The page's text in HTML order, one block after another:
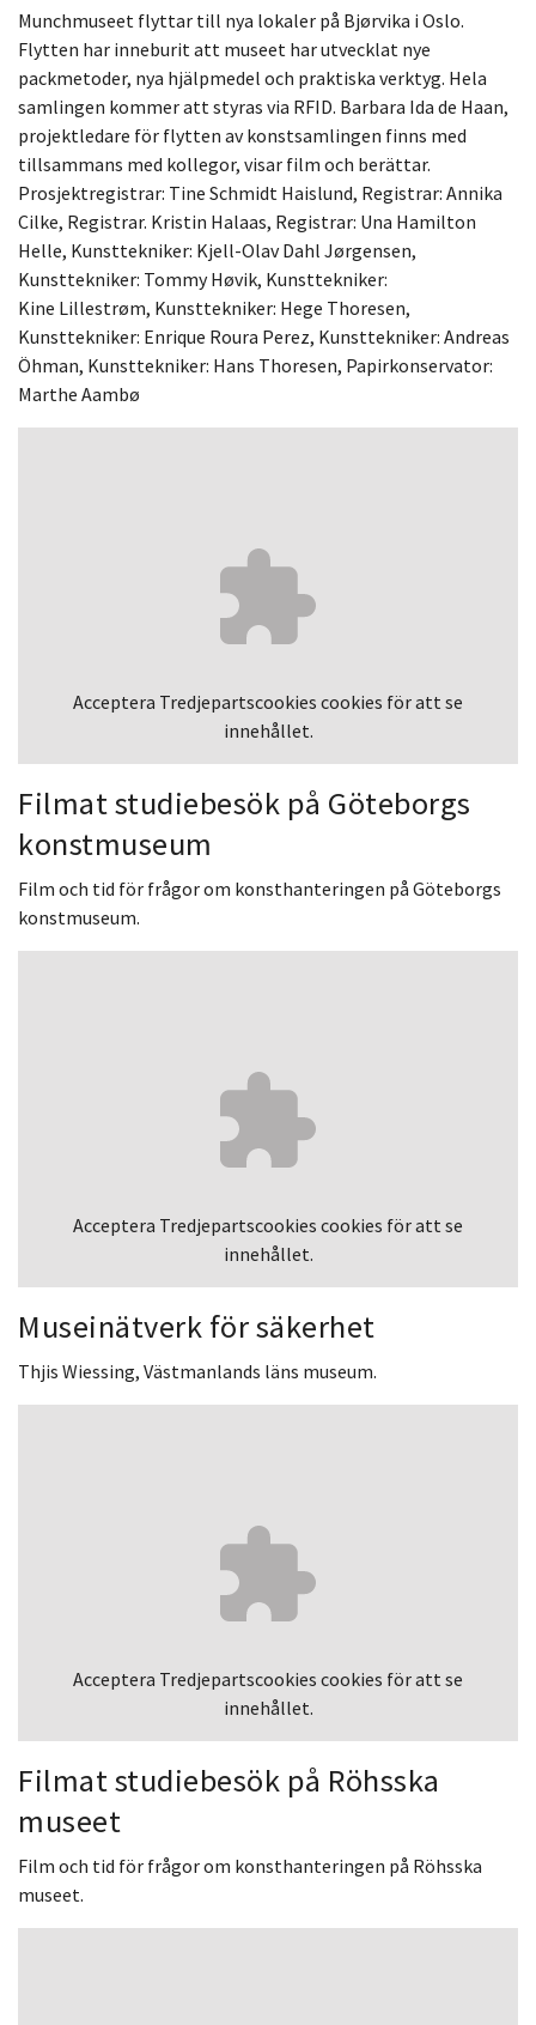
Munchmuseet flyttar till nya lokaler på Bjørvika i Oslo.
Flytten har inneburit att museet har utvecklat nye
packmetoder, nya hjälpmedel och praktiska verktyg. Hela
samlingen kommer att styras via RFID. Barbara Ida de Haan,
projektledare för flytten av konstsamlingen finns med
tillsammans med kollegor, visar film och berättar.
Prosjektregistrar: Tine Schmidt Haislund, Registrar: Annika
Cilke, Registrar. Kristin Halaas, Registrar: Una Hamilton
Helle, Kunsttekniker: Kjell-Olav Dahl Jørgensen,
Kunsttekniker: Tommy Høvik, Kunsttekniker:
Kine Lillestrøm, Kunsttekniker: Hege Thoresen,
Kunsttekniker: Enrique Roura Perez, Kunsttekniker: Andreas
Öhman, Kunsttekniker: Hans Thoresen, Papirkonservator:
Marthe Aambø
Acceptera Tredjepartscookies cookies för att se
innehållet.
Filmat studiebesök på Göteborgs
konstmuseum
Film och tid för frågor om konsthanteringen på Göteborgs
konstmuseum.
Acceptera Tredjepartscookies cookies för att se
innehållet.
Museinätverk för säkerhet
Thjis Wiessing, Västmanlands läns museum.
Acceptera Tredjepartscookies cookies för att se
innehållet.
Filmat studiebesök på Röhsska
museet
Film och tid för frågor om konsthanteringen på Röhsska
museet.